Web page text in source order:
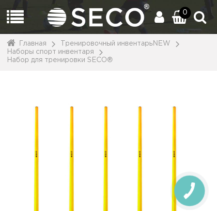
0
Главная
Тренировочный инвентарьNEW
Наборы спорт инвентаря
Набор для тренировки SECO®